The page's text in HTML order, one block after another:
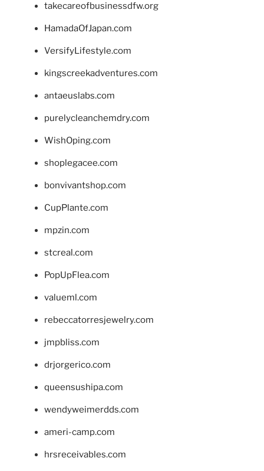
takecareofbusinessdfw.org
HamadaOfJapan.com
VersifyLifestyle.com
kingscreekadventures.com
antaeuslabs.com
purelycleanchemdry.com
WishOping.com
shoplegacee.com
bonvivantshop.com
CupPlante.com
mpzin.com
stcreal.com
PopUpFlea.com
valueml.com
rebeccatorresjewelry.com
jmpbliss.com
drjorgerico.com
queensushipa.com
wendyweimerdds.com
ameri-camp.com
hrsreceivables.com